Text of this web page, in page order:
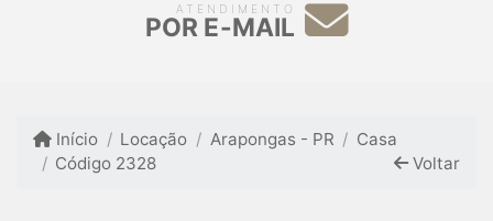
ATENDIMENTO
POR E-MAIL
Início Locação Arapongas - PR
Casa
Código 2328
Voltar